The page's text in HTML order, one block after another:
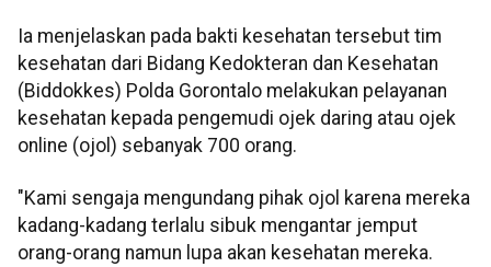
Ia menjelaskan pada bakti kesehatan tersebut tim
kesehatan dari Bidang Kedokteran dan Kesehatan
(Biddokkes) Polda Gorontalo melakukan pelayanan
kesehatan kepada pengemudi ojek daring atau ojek
online (ojol) sebanyak 700 orang.
"Kami sengaja mengundang pihak ojol karena mereka
kadang-kadang terlalu sibuk mengantar jemput
orang-orang namun lupa akan kesehatan mereka.